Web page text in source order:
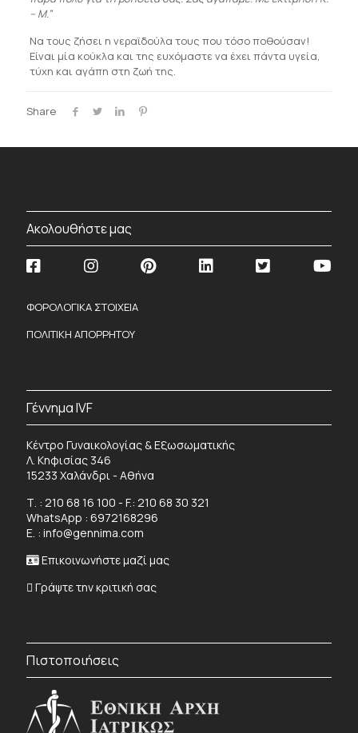
– Μ.”
Να τους ζήσει η νεραϊδούλα τους που τόσο ποθούσαν!
Είναι μία κούκλα και της ευχόμαστε να έχει πάντα υγεία,
τύχη και αγάπη στη ζωή της.
Share
Ακολουθήστε μας
ΦΟΡΟΛΟΓΙΚΑ ΣΤΟΙΧΕΙΑ
ΠΟΛΙΤΙΚΗ ΑΠΟΡΡΗΤΟΥ
Γέννημα IVF
Κέντρο Γυναικολογίας & Εξωσωματικής
Λ. Κηφισίας 346
15233 Χαλάνδρι - Αθήνα
Τ. : 210 68 16 100 - F.: 210 68 30 321
WhatsApp : 6972168296
Ε. : info@gennima.com
Επικοινωνήστε μαζί μας
Γράψτε την κριτική σας
Πιστοποιήσεις